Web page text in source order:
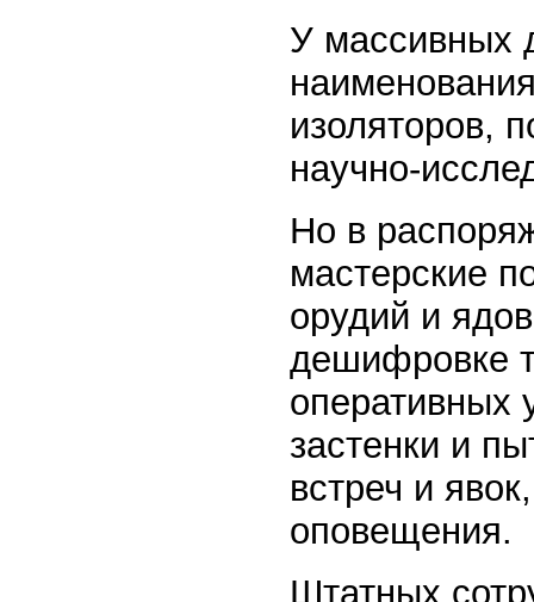
У массивных
изоляторов,
научно-
Но в
мастерские
орудий и
дешифровке
оперативных
застенки и
встреч и
оповещения.
Штатных